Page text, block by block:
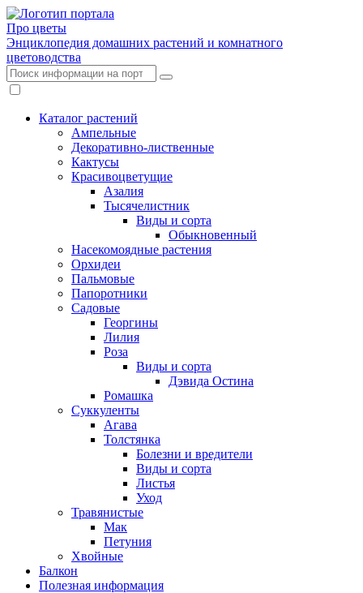
Про цветы
Энциклопедия домашних растений и комнатного
цветоводства
Каталог растений
Ампельные
Декоративно-лиственные
Кактусы
Красивоцветущие
Азалия
Тысячелистник
Виды и сорта
Обыкновенный
Насекомоядные растения
Орхидеи
Пальмовые
Папоротники
Садовые
Георгины
Лилия
Роза
Виды и сорта
Дэвида Остина
Ромашка
Суккуленты
Агава
Толстянка
Болезни и вредители
Виды и сорта
Листья
Уход
Травянистые
Мак
Петуния
Хвойные
Балкон
Полезная информация